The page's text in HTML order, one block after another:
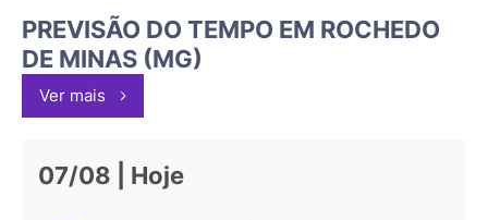
PREVISÃO DO TEMPO EM ROCHEDO
DE MINAS (MG)
Ver mais
07/08 | Hoje